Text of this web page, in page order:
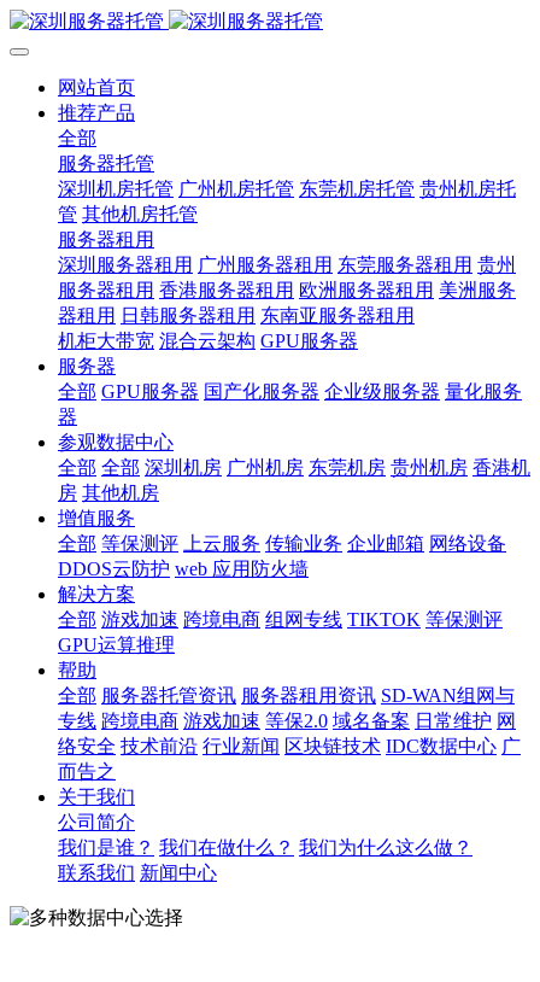
网站首页
推荐产品
全部
服务器托管
深圳机房托管 广州机房托管 东莞机房托管 贵州机房托
管 其他机房托管
服务器租用
深圳服务器租用 广州服务器租用 东莞服务器租用 贵州
服务器租用 香港服务器租用 欧洲服务器租用 美洲服务
器租用 日韩服务器租用 东南亚服务器租用
机柜大带宽 混合云架构 GPU服务器
服务器
全部 GPU服务器 国产化服务器 企业级服务器 量化服务
器
参观数据中心
全部 全部 深圳机房 广州机房 东莞机房 贵州机房 香港机
房 其他机房
增值服务
全部 等保测评 上云服务 传输业务 企业邮箱 网络设备
DDOS云防护 web 应用防火墙
解决方案
全部 游戏加速 跨境电商 组网专线 TIKTOK 等保测评
GPU运算推理
帮助
全部 服务器托管资讯 服务器租用资讯 SD-WAN组网与
专线 跨境电商 游戏加速 等保2.0 域名备案 日常维护 网
络安全 技术前沿 行业新闻 区块链技术 IDC数据中心 广
而告之
关于我们
公司简介
我们是谁？ 我们在做什么？ 我们为什么这么做？
联系我们 新闻中心